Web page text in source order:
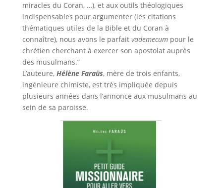
miracles du Coran, …), et aux outils théologiques
indispensables pour argumenter (les citations
thématiques utiles de la Bible et du Coran à
connaître), nous avons le parfait vademecumpour le
chrétien cherchant à exercer son apostolat auprès
des musulmans.”
L’auteure, Hélène Faraüs, mère de trois enfants,
ingénieure chimiste, est très impliquée depuis
plusieurs années dans l’annonce aux musulmans au
sein de sa paroisse.